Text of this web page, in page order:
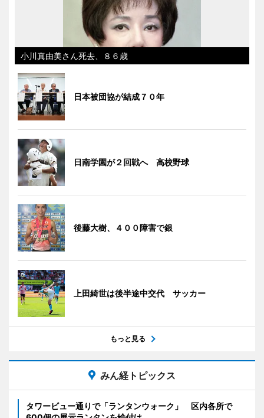
小川真由美さん死去、８６歳
日本被団協が結成７０年
日南学園が２回戦へ 高校野球
後藤大樹、４００障害で銀
上田綺世は後半途中交代 サッカー
もっと見る
みん経トピックス
タワービュー通りで「ランタンウォーク」 区内各所で